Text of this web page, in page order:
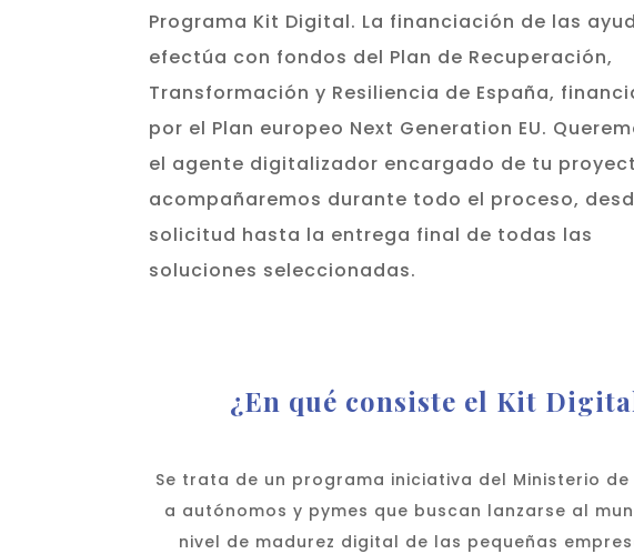
Programa Kit Digital. La financiación de las
efectúa con fondos del Plan de Recuperación,
Transformación y Resiliencia de España,
por el Plan europeo Next Generation EU.
el agente digitalizador encargado de tu
acompañaremos durante todo el proceso,
solicitud hasta la entrega final de todas las
soluciones seleccionadas.
¿En qué consiste el Kit
Se trata de un programa iniciativa del Ministerio
a autónomos y pymes que buscan lanzarse al
nivel de madurez digital de las pequeñas